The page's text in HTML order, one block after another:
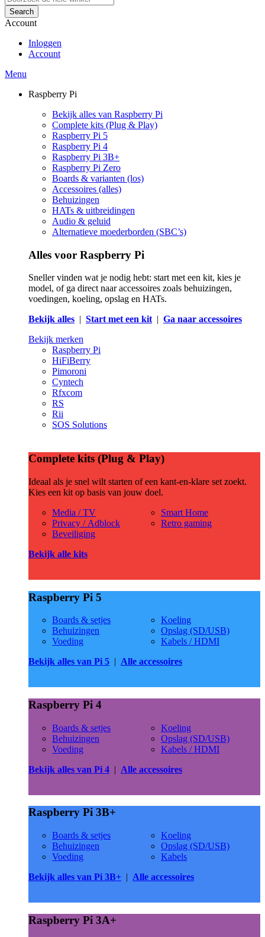
Search
Account
Inloggen
Account
Menu
Raspberry Pi
Bekijk alles van Raspberry Pi
Complete kits (Plug & Play)
Raspberry Pi 5
Raspberry Pi 4
Raspberry Pi 3B+
Raspberry Pi Zero
Boards & varianten (los)
Accessoires (alles)
Behuizingen
HATs & uitbreidingen
Audio & geluid
Alternatieve moederborden (SBC’s)
Alles voor Raspberry Pi
Sneller vinden wat je nodig hebt: start met een kit, kies je
model, of ga direct naar accessoires zoals behuizingen,
voedingen, koeling, opslag en HATs.
Bekijk alles | Start met een kit| Ga naar accessoires
Bekijk merken
Raspberry Pi
HiFiBerry
Pimoroni
Cyntech
Rfxcom
RS
Rii
SOS Solutions
Complete kits (Plug & Play)
Ideaal als je snel wilt starten of een kant-en-klare set zoekt.
Kies een kit op basis van jouw doel.
Media / TV
Privacy / Adblock
Beveiliging
Smart Home
Retro gaming
Bekijk alle kits
Raspberry Pi 5
Boards & setjes
Behuizingen
Voeding
Koeling
Opslag (SD/USB)
Kabels / HDMI
Bekijk alles van Pi 5 | Alle accessoires
Raspberry Pi 4
Boards & setjes
Behuizingen
Voeding
Koeling
Opslag (SD/USB)
Kabels / HDMI
Bekijk alles van Pi 4 | Alle accessoires
Raspberry Pi 3B+
Boards & setjes
Behuizingen
Voeding
Koeling
Opslag (SD/USB)
Kabels
Bekijk alles van Pi 3B+ | Alle accessoires
Raspberry Pi 3A+